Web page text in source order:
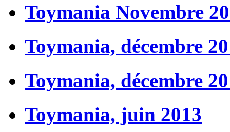
Toymania Novembre
Toymania, décembre
Toymania, décembre
Toymania, juin 2013